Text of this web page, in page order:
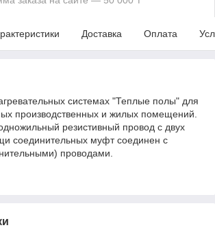
Доставка Оплата
системах "Теплые полы" для
производственных и жилых помещений.
резистивный провод с двух
соединительных муфт соединен с
проводами.